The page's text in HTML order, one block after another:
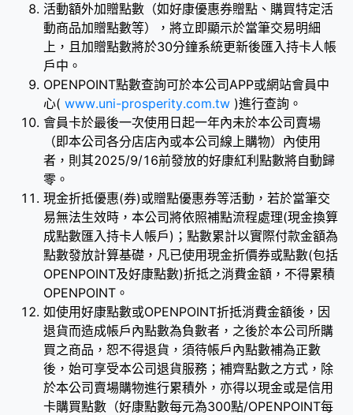
活動額外加贈點數（如好康優惠券贈點、購買特定活
動商品加贈點數等），將立即顯示於當筆交易明細
上，且加贈點數將於30分鐘系統更新後匯入持卡人帳
戶中。
OPENPOINT點數查詢可於本公司APP或網站會員中
心( www.uni-prosperity.com.tw )進行查詢。
會員卡於最後一次使用日起一年內未於本公司賣場
（即本公司各分店店內或本公司線上購物）內使用
者，則其2025/9/16前發放的好康紅利點數將自動歸
零。
現金折抵優惠(券)或贈點優惠券等活動，若於當筆交
易無法生效時，本公司將依照補點流程處理(現金換算
成點數匯入持卡人帳戶)；點數累計以實際付款金額為
點數發放計算基礎，凡已使用現金折價券或點數(包括
OPENPOINT及好康點數)折抵之消費金額，不得累積
OPENPOINT。
如使用好康點數或OPENPOINT折抵消費金額後，因
退貨而造成帳戶內點數為負數者，之後於本公司所購
買之商品，恕不得退貨，須待帳戶內點數補為正數
後，始可享受本公司退貨服務；補齊點數之方式，除
於本公司賣場購物進行累積外，亦得以現金或是信用
卡購買點數（好康點數每元為300點/OPENPOINT每